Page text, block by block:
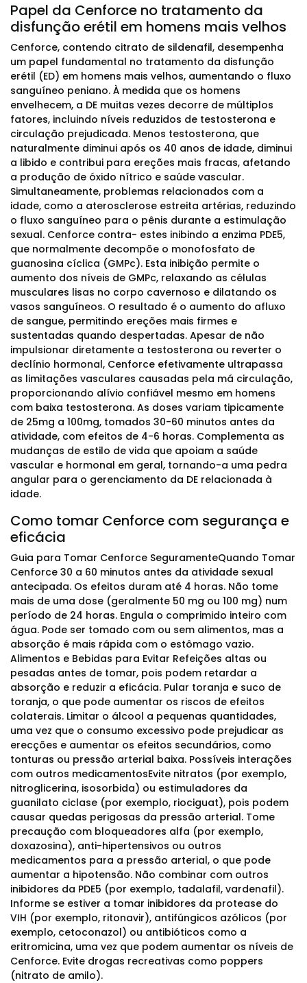
Papel da Cenforce no tratamento da
disfunção erétil em homens mais velhos
Cenforce, contendo citrato de sildenafil, desempenha
um papel fundamental no tratamento da disfunção
erétil (ED) em homens mais velhos, aumentando o fluxo
sanguíneo peniano. À medida que os homens
envelhecem, a DE muitas vezes decorre de múltiplos
fatores, incluindo níveis reduzidos de testosterona e
circulação prejudicada. Menos testosterona, que
naturalmente diminui após os 40 anos de idade, diminui
a libido e contribui para ereções mais fracas, afetando
a produção de óxido nítrico e saúde vascular.
Simultaneamente, problemas relacionados com a
idade, como a aterosclerose estreita artérias, reduzindo
o fluxo sanguíneo para o pênis durante a estimulação
sexual. Cenforce contra- estes inibindo a enzima PDE5,
que normalmente decompõe o monofosfato de
guanosina cíclica (GMPc). Esta inibição permite o
aumento dos níveis de GMPc, relaxando as células
musculares lisas no corpo cavernoso e dilatando os
vasos sanguíneos. O resultado é o aumento do afluxo
de sangue, permitindo ereções mais firmes e
sustentadas quando despertadas. Apesar de não
impulsionar diretamente a testosterona ou reverter o
declínio hormonal, Cenforce efetivamente ultrapassa
as limitações vasculares causadas pela má circulação,
proporcionando alívio confiável mesmo em homens
com baixa testosterona. As doses variam tipicamente
de 25mg a 100mg, tomados 30-60 minutos antes da
atividade, com efeitos de 4-6 horas. Complementa as
mudanças de estilo de vida que apoiam a saúde
vascular e hormonal em geral, tornando-a uma pedra
angular para o gerenciamento da DE relacionada à
idade.
Como tomar Cenforce com segurança e
eficácia
Guia para Tomar Cenforce SeguramenteQuando Tomar
Cenforce 30 a 60 minutos antes da atividade sexual
antecipada. Os efeitos duram até 4 horas. Não tome
mais de uma dose (geralmente 50 mg ou 100 mg) num
período de 24 horas. Engula o comprimido inteiro com
água. Pode ser tomado com ou sem alimentos, mas a
absorção é mais rápida com o estômago vazio.
Alimentos e Bebidas para Evitar Refeições altas ou
pesadas antes de tomar, pois podem retardar a
absorção e reduzir a eficácia. Pular toranja e suco de
toranja, o que pode aumentar os riscos de efeitos
colaterais. Limitar o álcool a pequenas quantidades,
uma vez que o consumo excessivo pode prejudicar as
erecções e aumentar os efeitos secundários, como
tonturas ou pressão arterial baixa. Possíveis interações
com outros medicamentosEvite nitratos (por exemplo,
nitroglicerina, isosorbida) ou estimuladores da
guanilato ciclase (por exemplo, riociguat), pois podem
causar quedas perigosas da pressão arterial. Tome
precaução com bloqueadores alfa (por exemplo,
doxazosina), anti-hipertensivos ou outros
medicamentos para a pressão arterial, o que pode
aumentar a hipotensão. Não combinar com outros
inibidores da PDE5 (por exemplo, tadalafil, vardenafil).
Informe se estiver a tomar inibidores da protease do
VIH (por exemplo, ritonavir), antifúngicos azólicos (por
exemplo, cetoconazol) ou antibióticos como a
eritromicina, uma vez que podem aumentar os níveis de
Cenforce. Evite drogas recreativas como poppers
(nitrato de amilo).